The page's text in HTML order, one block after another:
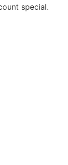
special.